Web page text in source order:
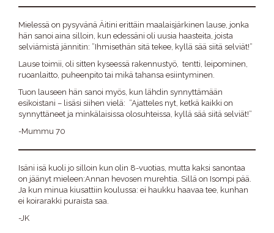
Mielessä on pysyvänä Äitini erittäin maalaisjärkinen lause, jonka
hän sanoi aina silloin, kun edessäni oli uusia haasteita, joista
selviämistä jännitin: ”Ihmisethän sitä tekee, kyllä sää siitä selviät!”
Lause toimii, oli sitten kyseessä rakennustyö, tentti, leipominen,
ruoanlaitto, puheenpito tai mikä tahansa esiintyminen.
Tuon lauseen hän sanoi myös, kun lähdin synnyttämään
esikoistani – lisäsi siihen vielä: ”Ajatteles nyt, ketkä kaikki on
synnyttäneet ja minkälaisissa olosuhteissa, kyllä sää siitä selviät!”
-Mummu 70
Isäni isä kuoli jo silloin kun olin 8-vuotias, mutta kaksi sanontaa
on jäänyt mieleen:Annan hevosen murehtia. Sillä on Isompi pää.
Ja kun minua kiusattiin koulussa: ei haukku haavaa tee, kunhan
ei koirarakki puraista saa.
-JK